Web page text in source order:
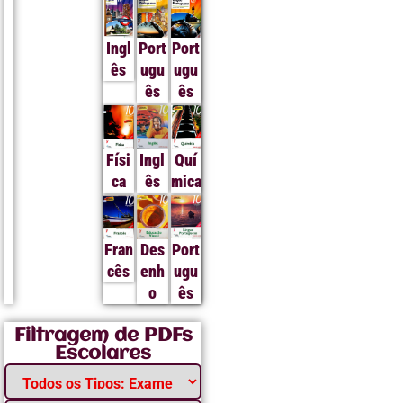
Ingl
ês
Port
ugu
ês
Port
ugu
ês
Físi
ca
Ingl
ês
Quí
mica
Fran
cês
Des
enh
o
Port
ugu
ês
Filtragem de PDFs
Escolares